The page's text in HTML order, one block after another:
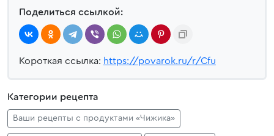
Поделиться ссылкой:
Короткая ссылка: https://povarok.ru/r/Cfu
Категории рецепта
Ваши рецепты с продуктами «Чижика»